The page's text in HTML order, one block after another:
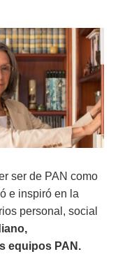
ser de PAN como
e inspiró en la
personal, social
equipos PAN.